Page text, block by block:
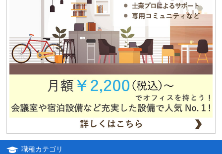
独立・移転をお考えの方、必見！！格安合同貸事務所のご紹介！！
職種カテゴリ